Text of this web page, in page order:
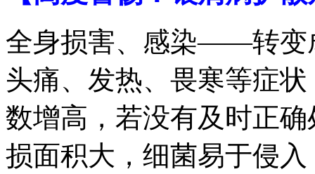
全身损害、感染——转变
头痛、发热、畏寒等症
数增高，若没有及时正
损面积大，细菌易于侵